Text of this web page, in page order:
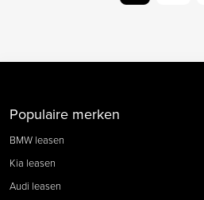
Populaire merken
BMW leasen
Kia leasen
Audi leasen